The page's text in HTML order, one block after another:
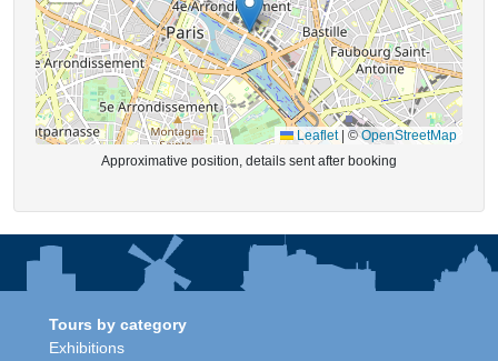
Leaflet ©OpenStreetMap
Approximative position, details sent after booking
Tours by category
Exhibitions